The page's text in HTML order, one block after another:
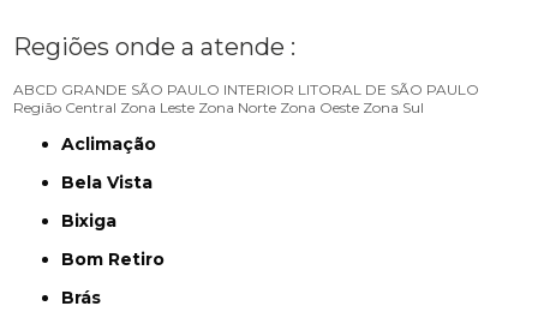
Regiões onde a atende :
ABCD GRANDE SÃO PAULO INTERIOR LITORAL DE SÃO PAULO
Região Central Zona Leste Zona Norte Zona Oeste Zona Sul
Aclimação
Bela Vista
Bixiga
Bom Retiro
Brás